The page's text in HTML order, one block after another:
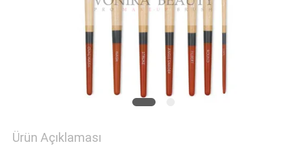
Ürün Açıklaması